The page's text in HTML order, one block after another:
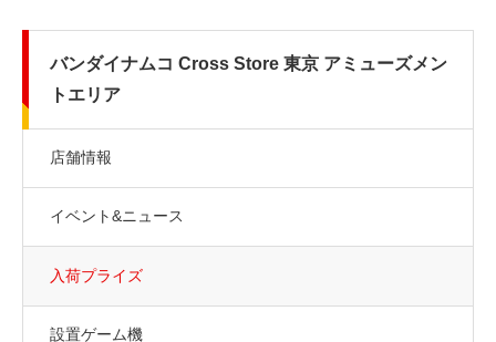
バンダイナムコ Cross Store 東京 アミューズメン
トエリア
店舗情報
イベント&ニュース
入荷プライズ
設置ゲーム機